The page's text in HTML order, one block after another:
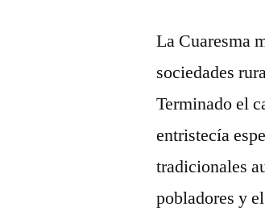
La Cuaresma
sociedades
Terminado el
entristecía
tradicionales
pobladores y